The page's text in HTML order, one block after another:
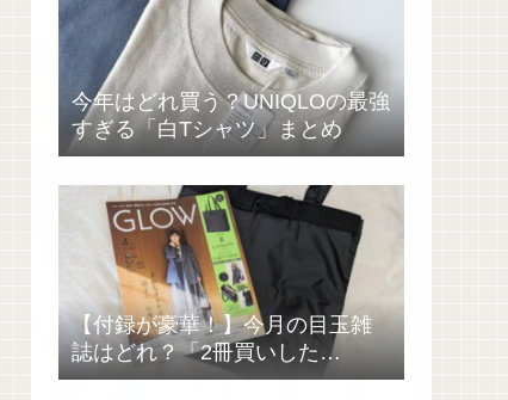
今年はどれ買う？UNIQLOの最強
すぎる「白Tシャツ」まとめ
【付録が豪華！】今月の目玉雑
誌はどれ？「2冊買いした
い……」